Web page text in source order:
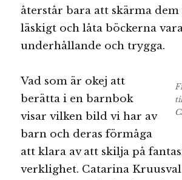
återstår bara att skärma
läskigt och låta böckerna
underhållande och trygga.
Vad som är okej att
berätta i en barnbok
visar vilken bild vi har av
barn och deras förmåga
att klara av att skilja på
verklighet. Catarina